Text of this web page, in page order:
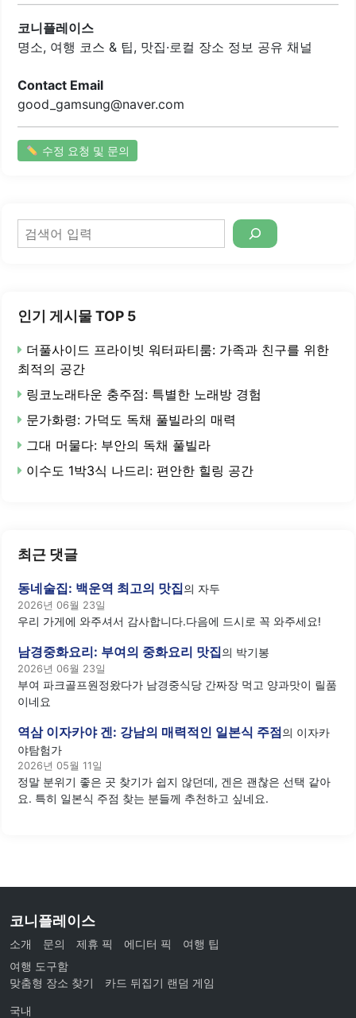
욱 풍성한 식사를 경험할 수 있습니다. 뼈구이 외에도 감자탕
과 우거지탕 등 다양한 메뉴가 있어 선택의 폭이 넓습니다.반
려동물 동반이 가능한 점도 많은..
코니플레이스
명소, 여행 코스 & 팁, 맛집·로컬 장소 정보 공유 채널
Contact Email
good_gamsung@naver.com
수정 요청 및 문의
검
색
인기 게시물 TOP 5
더풀사이드 프라이빗 워터파티룸: 가족과 친구를 위한
최적의 공간
링코노래타운 충주점: 특별한 노래방 경험
문가화령: 가덕도 독채 풀빌라의 매력
그대 머물다: 부안의 독채 풀빌라
이수도 1박3식 나드리: 편안한 힐링 공간
최근 댓글
동네술집: 백운역 최고의 맛집의 자두
2026년 06월 23일
우리 가게에 와주셔서 감사합니다.다음에 드시로 꼭 와주세요!
남경중화요리: 부여의 중화요리 맛집의 박기봉
2026년 06월 23일
부여 파크골프원정왔다가 남경중식당 간짜장 먹고 양과맛이 릴품
이네요
역삼 이자카야 겐: 강남의 매력적인 일본식 주점의 이자카
야탐험가
2026년 05월 11일
정말 분위기 좋은 곳 찾기가 쉽지 않던데, 겐은 괜찮은 선택 같아
요. 특히 일본식 주점 찾는 분들께 추천하고 싶네요.
코니플레이스
소개 문의 제휴 픽 에디터 픽
여행 팁
여행 도구함
맞춤형 장소 찾기
카드 뒤집기 랜덤 게임
국내